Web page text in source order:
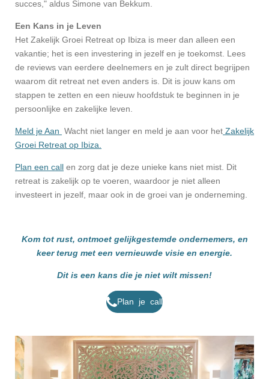
succes," aldus Simone van Bekkum.
Een Kans in je Leven
Het Zakelijk Groei Retreat op Ibiza is meer dan alleen een
vakantie; het is een investering in jezelf en je toekomst. Lees
de reviews van eerdere deelnemers en je zult direct begrijpen
waarom dit retreat net even anders is. Dit is jouw kans om
stappen te zetten en een nieuw hoofdstuk te beginnen in je
persoonlijke en zakelijke leven.
Meld je Aan Wacht niet langer en meld je aan voor het Zakelijk
Groei Retreat op Ibiza.
Plan een call en zorg dat je deze unieke kans niet mist. Dit
retreat is zakelijk op te voeren, waardoor je niet alleen
investeert in jezelf, maar ook in de groei van je onderneming.
Kom tot rust, ontmoet gelijkgestemde ondernemers, en
keer terug met een vernieuwde visie en energie.
Dit is een kans die je niet wilt missen!
Plan je call